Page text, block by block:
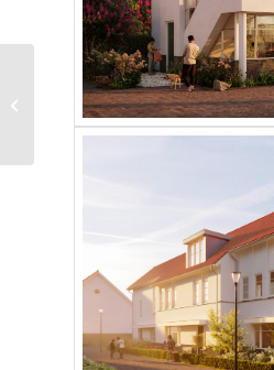
Vuurwerk bij de
officiële handeling
van de 64 woningen
Planciuslaan in Ein...